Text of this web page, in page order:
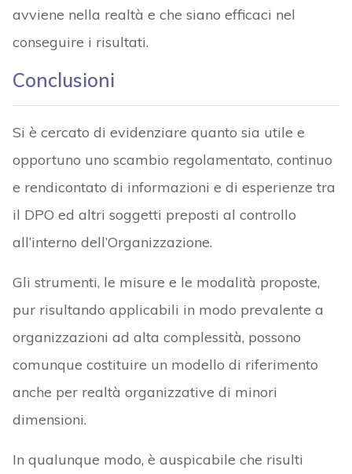
avviene nella realtà e che siano efficaci nel
conseguire i risultati.
Conclusioni
Si è cercato di evidenziare quanto sia utile e
opportuno uno scambio regolamentato, continuo
e rendicontato di informazioni e di esperienze tra
il DPO ed altri soggetti preposti al controllo
all’interno dell’Organizzazione.
Gli strumenti, le misure e le modalità proposte,
pur risultando applicabili in modo prevalente a
organizzazioni ad alta complessità, possono
comunque costituire un modello di riferimento
anche per realtà organizzative di minori
dimensioni.
In qualunque modo, è auspicabile che risulti